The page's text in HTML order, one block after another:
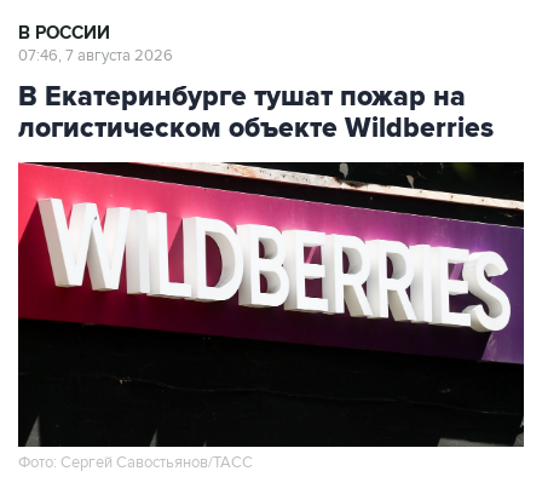
В РОССИИ
07:46, 7 августа 2026
В Екатеринбурге тушат пожар на
логистическом объекте Wildberries
Фото: Сергей Савостьянов/ТАСС